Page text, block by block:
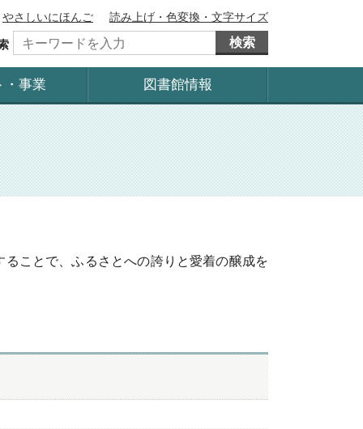
やさしいにほんご
読み上げ・色変換・文字サイズ
検索
・事業 図書館情報
ことで、ふるさとへの誇りと愛着の醸成を